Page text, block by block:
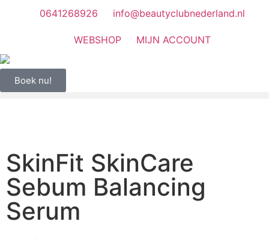
0641268926 info@beautyclubnederland.nl
WEBSHOP MIJN ACCOUNT
Boek nu!
SkinFit SkinCare
Sebum Balancing
Serum